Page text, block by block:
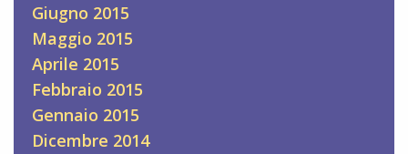
Giugno 2015
Maggio 2015
Aprile 2015
Febbraio 2015
Gennaio 2015
Dicembre 2014